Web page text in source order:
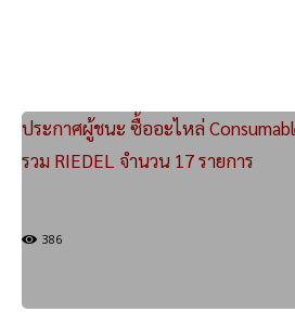
ประกาศผู้ชนะ ซื้ออะไหล่
รวม RIEDEL จำนวน 17 รายการ
386